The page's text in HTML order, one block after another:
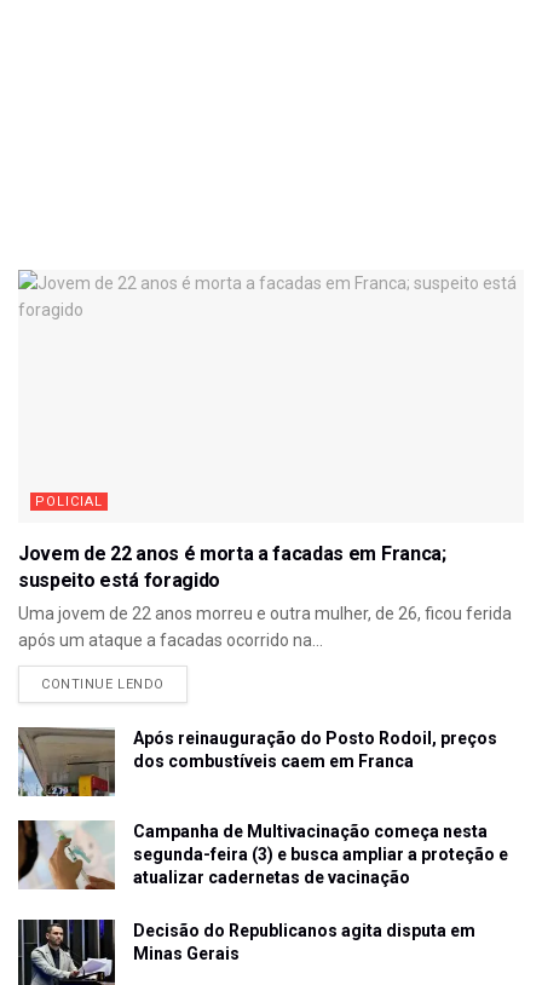
POLICIAL
Jovem de 22 anos é morta a facadas em Franca;
suspeito está foragido
Uma jovem de 22 anos morreu e outra mulher, de 26, ficou ferida
após um ataque a facadas ocorrido na...
CONTINUE LENDO
Após reinauguração do Posto Rodoil, preços
dos combustíveis caem em Franca
Campanha de Multivacinação começa nesta
segunda-feira (3) e busca ampliar a proteção e
atualizar cadernetas de vacinação
Decisão do Republicanos agita disputa em
Minas Gerais